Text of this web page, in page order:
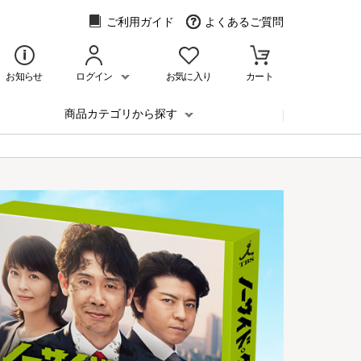
ご利用ガイド よくあるご質問
お知らせ ログイン お気に入り カート
商品カテゴリから探す